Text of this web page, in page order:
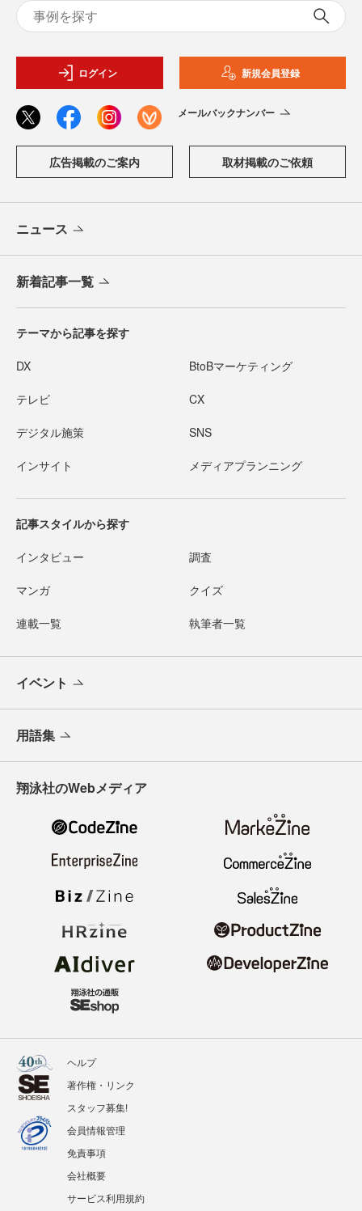
ログイン 新規会員登録
メールバックナンバー
広告掲載のご案内 取材掲載のご依頼
ニュース
新着記事一覧
テーマから記事を探す
DX BtoBマーケティング
テレビ CX
デジタル施策 SNS
インサイト メディアプランニング
記事スタイルから探す
インタビュー 調査
マンガ クイズ
連載一覧 執筆者一覧
イベント
用語集
翔泳社のWebメディア
ヘルプ
著作権・リンク
スタッフ募集!
会員情報管理
免責事項
会社概要
サービス利用規約